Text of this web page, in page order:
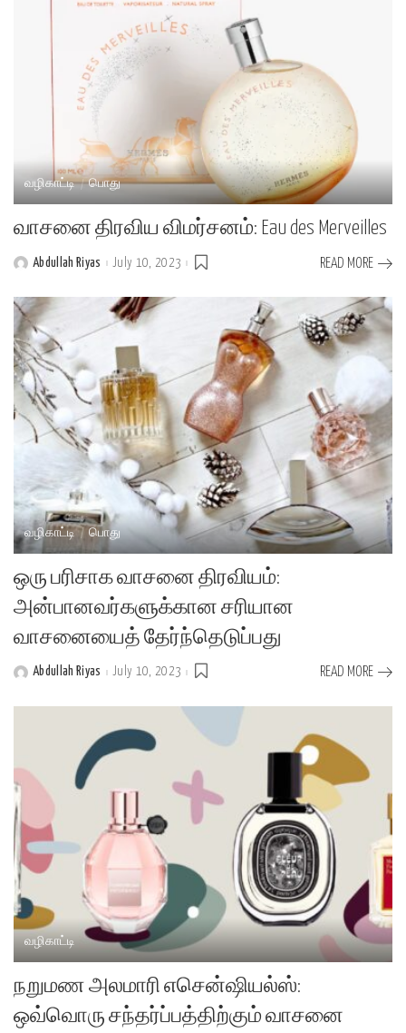
வழிகாட்டி பொது
வாசனை திரவிய விமர்சனம்: Eau des Merveilles
PostedAbdullah Riyas July 10, 2023 READ MORE
வழிகாட்டி பொது
ஒரு பரிசாக வாசனை திரவியம்:
அன்பானவர்களுக்கான சரியான
வாசனையைத் தேர்ந்தெடுப்பது
PostedAbdullah Riyas July 10, 2023 READ MORE
வழிகாட்டி
நறுமண அலமாரி எசென்ஷியல்ஸ்:
ஒவ்வொரு சந்தர்ப்பத்திற்கும் வாசனை